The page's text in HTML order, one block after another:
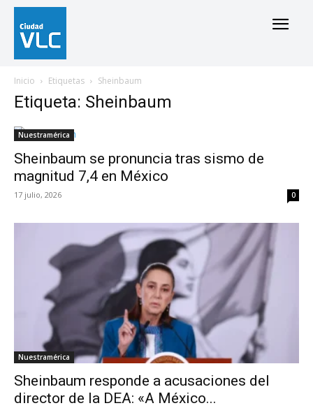
Inicio Etiquetas Sheinbaum
Etiqueta: Sheinbaum
Nuestramérica
Sheinbaum se pronuncia tras sismo de
magnitud 7,4 en México
17 julio, 2026 0
Nuestramérica
Sheinbaum responde a acusaciones del
director de la DEA: «A México...